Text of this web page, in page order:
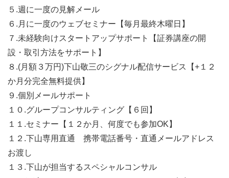
５.週に一度の見解メール
６.月に一度のウェブセミナー【毎月最終木曜日】
７.未経験向けスタートアップサポート【証券講座の開
設・取引方法をサポート】
８.(月額３万円)下山敬三のシグナル配信サービス【+１２
か月分完全無料提供】
９.個別メールサポート
１０.グループコンサルティング【６回】
１１.セミナー【１２か月、何度でも参加OK】
１２.下山専用直通 携帯電話番号・直通メールアドレス
お渡し
１３.下山が担当するスペシャルコンサル